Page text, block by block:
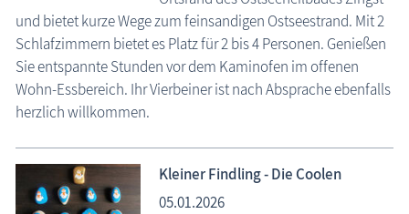
und bietet kurze Wege zum feinsandigen Ostseestrand. Mit 2
Schlafzimmern bietet es Platz für 2 bis 4 Personen. Genießen
Sie entspannte Stunden vor dem Kaminofen im offenen
Wohn-Essbereich. Ihr Vierbeiner ist nach Absprache ebenfalls
herzlich willkommen.
Kleiner Findling - Die Coolen
05.01.2026